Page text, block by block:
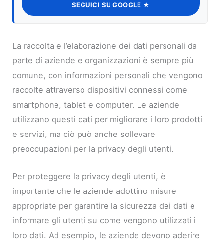
SEGUICI SU GOOGLE ★
La raccolta e l’elaborazione dei dati personali da
parte di aziende e organizzazioni è sempre più
comune, con informazioni personali che vengono
raccolte attraverso dispositivi connessi come
smartphone, tablet e computer. Le aziende
utilizzano questi dati per migliorare i loro prodotti
e servizi, ma ciò può anche sollevare
preoccupazioni per la privacy degli utenti.
Per proteggere la privacy degli utenti, è
importante che le aziende adottino misure
appropriate per garantire la sicurezza dei dati e
informare gli utenti su come vengono utilizzati i
loro dati. Ad esempio, le aziende devono aderire